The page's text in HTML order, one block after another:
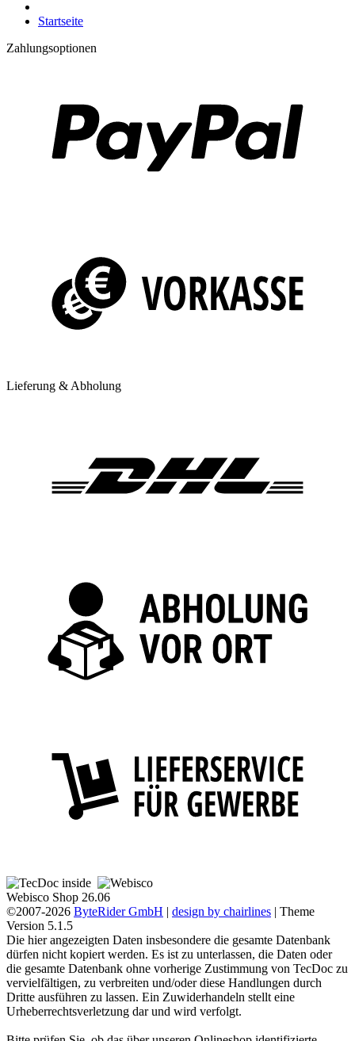
Startseite
Zahlungsoptionen
Lieferung & Abholung
Webisco Shop 26.06
©2007-2026 ByteRider GmbH | design by chairlines | Theme
Version 5.1.5
Die hier angezeigten Daten insbesondere die gesamte Datenbank
dürfen nicht kopiert werden. Es ist zu unterlassen, die Daten oder
die gesamte Datenbank ohne vorherige Zustimmung von TecDoc zu
vervielfältigen, zu verbreiten und/oder diese Handlungen durch
Dritte ausführen zu lassen. Ein Zuwiderhandeln stellt eine
Urheberrechtsverletzung dar und wird verfolgt.